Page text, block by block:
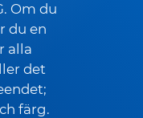
Om du
du en
alla
det
färg.